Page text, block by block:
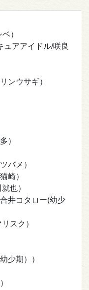
）
ュアアイドル/咲良
ンウサギ）
）
バメ）
崎）
也）
井コタロー(幼少
スク）
少期））